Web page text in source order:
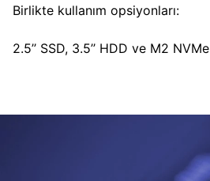
Birlikte kullanım opsiyonları:
2.5’’ SSD, 3.5’’ HDD ve M2 NVMe